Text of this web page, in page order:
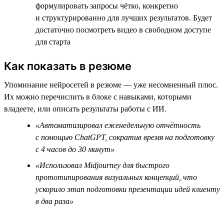
формулировать запросы чётко, конкретно
и структурированно для лучших результатов. Будет
достаточно посмотреть видео в свободном доступе
для старта
Как показать в резюме
Упоминание нейросетей в резюме — уже несомненный плюс.
Их можно перечислить в блоке с навыками, которыми
владеете, или описать результаты работы с ИИ.
«Автоматизировал еженедельную отчётность
с помощью ChatGPT, сократив время на подготовку
с 4 часов до 30 минут»
«Использовал Midjourney для быстрого
прототипирования визуальных концепций, что
ускорило этап подготовки презентации идей клиенту
в два раза»